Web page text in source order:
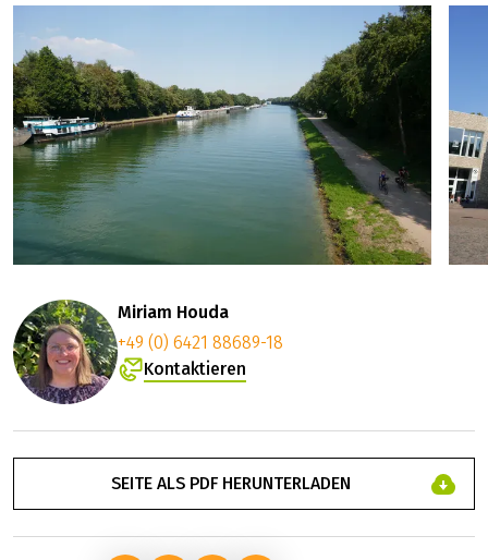
Miriam Houda
+49 (0) 6421 88689-18
Kontaktieren
SEITE ALS PDF HERUNTERLADEN